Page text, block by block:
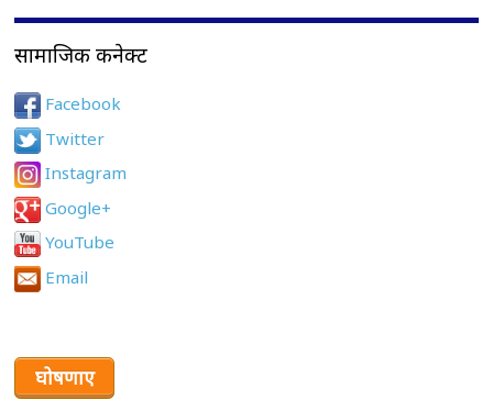
सामाजिक कनेक्ट
Facebook
Twitter
Instagram
Google+
YouTube
Email
घोषणाए